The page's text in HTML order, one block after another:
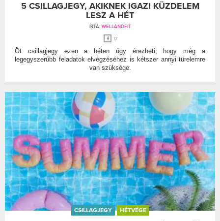
5 CSILLAGJEGY, AKIKNEK IGAZI KÜZDELEM
LESZ A HÉT
ÍRTA: WELLANDFIT
0
Öt csillagjegy ezen a héten úgy érezheti, hogy még a
legegyszerűbb feladatok elvégzéséhez is kétszer annyi türelemre
van szüksége.
CSILLAGJEGY HÉTVÉGE